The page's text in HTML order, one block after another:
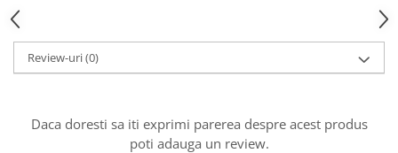
Review-uri(0)
Daca doresti sa iti exprimi parerea despre acest produs
poti adauga un review.